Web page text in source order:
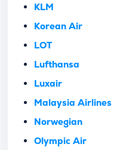
KLM
Korean Air
LOT
Lufthansa
Luxair
Malaysia Airlines
Norwegian
Olympic Air